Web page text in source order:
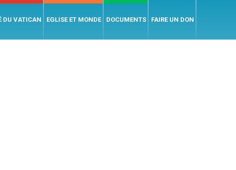
DU VATICAN EGLISE ET MONDE DOCUMENTS FAIRE UN DON